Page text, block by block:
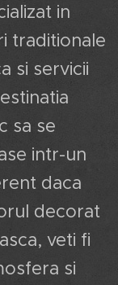
in
traditionale
si servicii
sa se
intr-un
daca
decorat
veti fi
si